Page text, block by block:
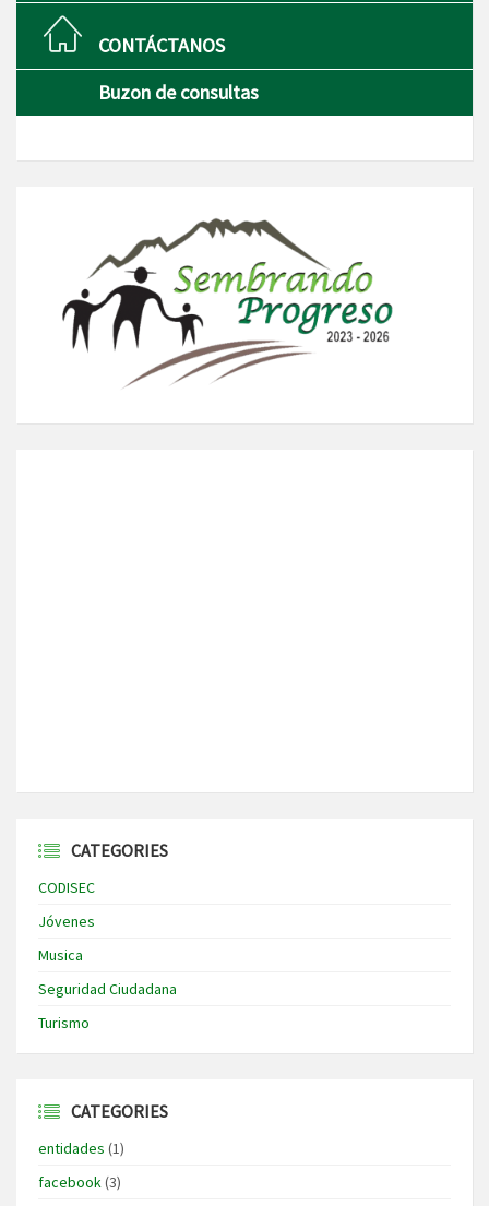
CONTÁCTANOS
Buzon de consultas
CATEGORIES
CODISEC
Jóvenes
Musica
Seguridad Ciudadana
Turismo
CATEGORIES
entidades (1)
facebook(3)